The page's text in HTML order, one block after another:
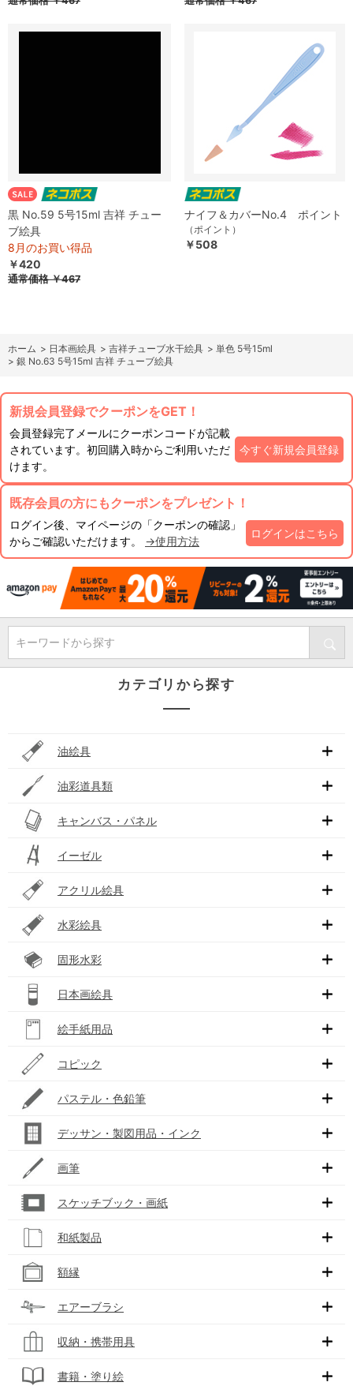
黒 No.59 5号15ml 吉祥 チュー
ブ絵具
8月のお買い得品
￥420
通常価格￥467
ナイフ＆カバーNo.4 ポイント
（ポイント）
￥508
ホーム > 日本画絵具 > 吉祥チューブ水干絵具 > 単色 5号15ml
> 銀 No.63 5号15ml 吉祥 チューブ絵具
新規会員登録でクーポンをGET！
会員登録完了メールにクーポンコードが記載
されています。初回購入時からご利用いただ
けます。
今すぐ新規会員登録
既存会員の方にもクーポンをプレゼント！
ログイン後、マイページの「クーポンの確認」
からご確認いただけます。 →使用方法
ログインはこちら
キーワードから探す
カテゴリから探す
油絵具
油彩道具類
キャンバス・パネル
イーゼル
アクリル絵具
水彩絵具
固形水彩
日本画絵具
絵手紙用品
コピック
パステル・色鉛筆
デッサン・製図用品・インク
画筆
スケッチブック・画紙
和紙製品
額縁
エアーブラシ
収納・携帯用具
書籍・塗り絵